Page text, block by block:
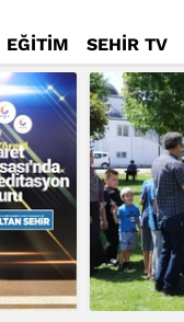
EĞİTİM SEHİR TV